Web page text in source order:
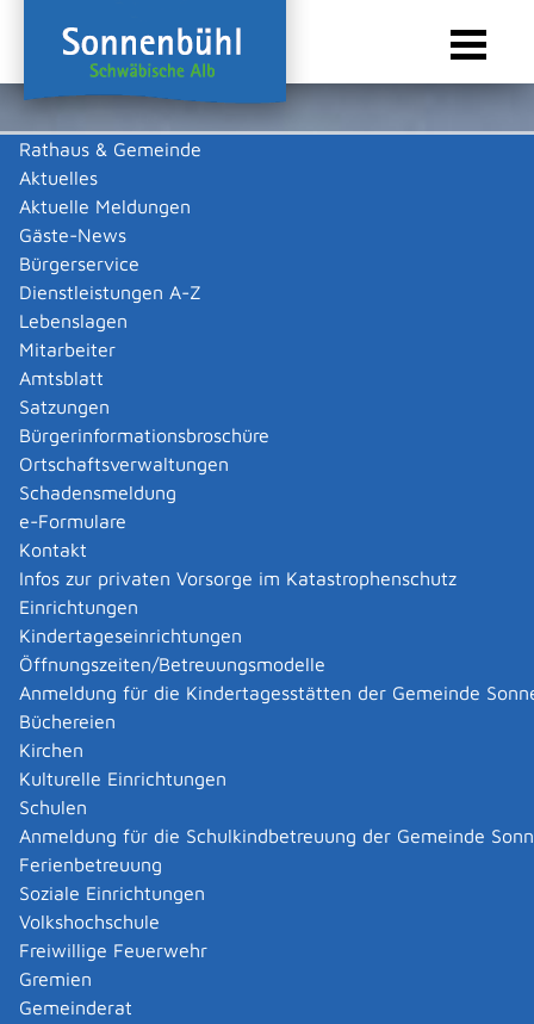
Rathaus & Gemeinde
Aktuelles
Aktuelle Meldungen
Gäste-News
Bürgerservice
Dienstleistungen A-Z
Lebenslagen
Mitarbeiter
Amtsblatt
Satzungen
Bürgerinformationsbroschüre
Ortschaftsverwaltungen
Schadensmeldung
e-Formulare
Kontakt
Infos zur privaten Vorsorge im Katastrophenschutz
Einrichtungen
Kindertageseinrichtungen
Öffnungszeiten/Betreuungsmodelle
Anmeldung für die Kindertagesstätten der Gemeinde
Büchereien
Kirchen
Kulturelle Einrichtungen
Schulen
Anmeldung für die Schulkindbetreuung der Gemeinde
Ferienbetreuung
Soziale Einrichtungen
Volkshochschule
Freiwillige Feuerwehr
Gremien
Gemeinderat
Sie sind hier:
Leben & Wohnen
Abfall und Termine
Bildergalerie